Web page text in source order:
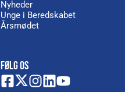
Nyheder
Unge i Beredskabet
Årsmødet
FØLG OS